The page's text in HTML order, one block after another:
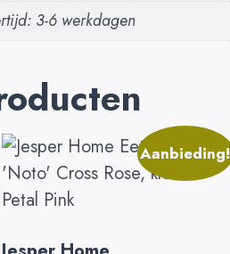
3-6 werkdagen
Aanbieding!